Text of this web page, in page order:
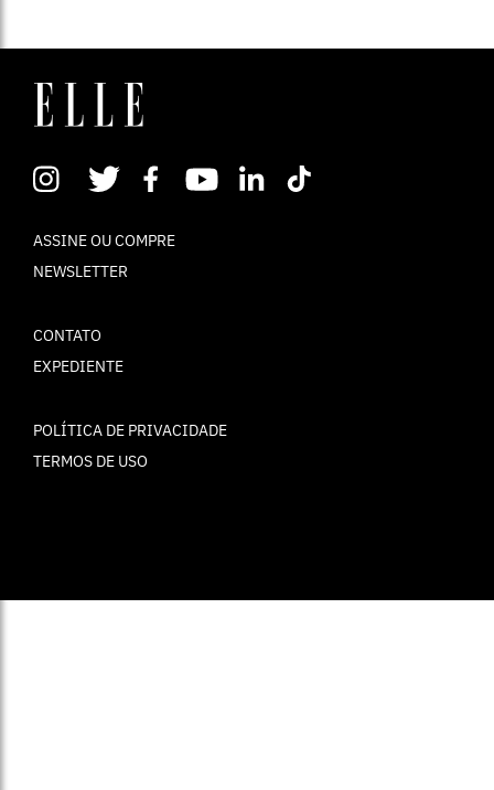
ASSINE OU COMPRE
NEWSLETTER
CONTATO
EXPEDIENTE
POLÍTICA DE PRIVACIDADE
TERMOS DE USO